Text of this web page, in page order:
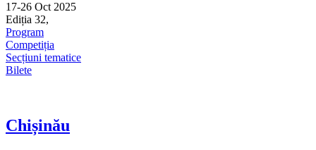
17-26 Oct 2025
Ediția 32,
Program
Competiția
Secțiuni tematice
Bilete
Chișinău